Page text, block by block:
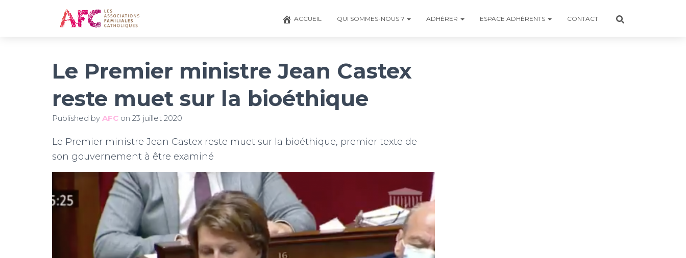
ACCUEIL QUI SOMMES-NOUS ? ADHÉRER ESPACE ADHÉRENTS CONTACT
Le Premier ministre Jean Castex
reste muet sur la bioéthique
Published by AFC on 23 juillet 2020
Le Premier ministre Jean Castex reste muet sur la bioéthique, premier texte de
son gouvernement à être examiné